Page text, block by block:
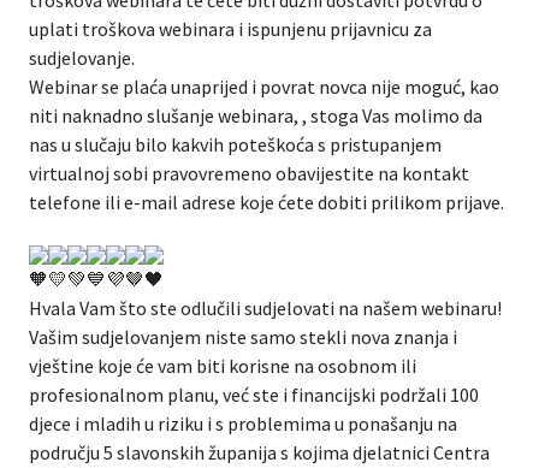
uplati troškova webinara i ispunjenu prijavnicu za
sudjelovanje.
Webinar se plaća unaprijed i povrat novca nije moguć, kao
niti naknadno slušanje webinara, , stoga Vas molimo da
nas u slučaju bilo kakvih poteškoća s pristupanjem
virtualnoj sobi pravovremeno obavijestite na kontakt
telefone ili e-mail adrese koje ćete dobiti prilikom prijave.
Hvala Vam što ste odlučili sudjelovati na našem webinaru!
Vašim sudjelovanjem niste samo stekli nova znanja i
vještine koje će vam biti korisne na osobnom ili
profesionalnom planu, već ste i financijski podržali 100
djece i mladih u riziku i s problemima u ponašanju na
području 5 slavonskih županija s kojima djelatnici Centra